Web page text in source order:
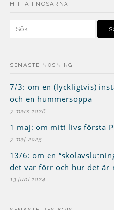
HITTA I NOSARNA
SENASTE NOSNING:
7/3: om en (lyckligtvis)
och en hummersoppa
7 mars 2026
1 maj: om mitt livs första
7 maj 2025
13/6: om en
det var förr och hur det är
13 juni 2024